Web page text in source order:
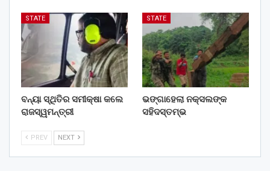
STATE
ବନ୍ୟା ସ୍ଥିତିର ସମୀକ୍ଷା କଲେ
ରାଜସ୍ୱମନ୍ତ୍ରୀ
STATE
ଭଙ୍ଗାହେଲା ନକ୍ସଲଙ୍କ
ସହିଦସ୍ତମ୍ଭ
PREV NEXT